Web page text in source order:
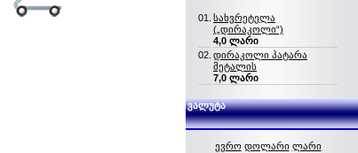
01. სახვრეტელა
(„დირაკოლი“)
4,0 ლარი
02. დირაკოლი პატარა
მეტალის
7,0 ლარი
ვალუტა
ევრო დოლარი ლარი